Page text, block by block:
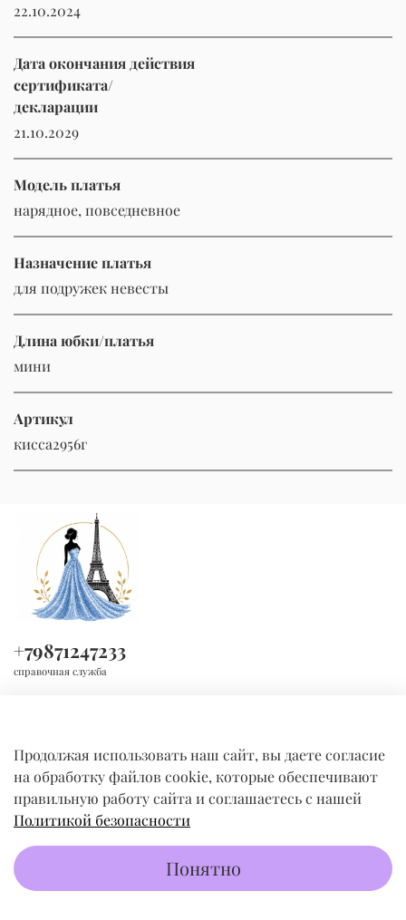
22.10.2024
Дата окончания действия
сертификата/
декларации
21.10.2029
Модель платья
нарядное, повседневное
Назначение платья
для подружек невесты
Длина юбки/платья
мини
Артикул
кисса2956г
КОМПАНИЯ
+79871247233
справочная служба
Продолжая использовать наш сайт, вы даете согласие
на обработку файлов cookie, которые обеспечивают
правильную работу сайта и соглашаетесь с нашей
Политикой безопасности
Понятно